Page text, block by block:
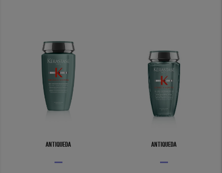
ANTIQUEDA ANTIQUEDA